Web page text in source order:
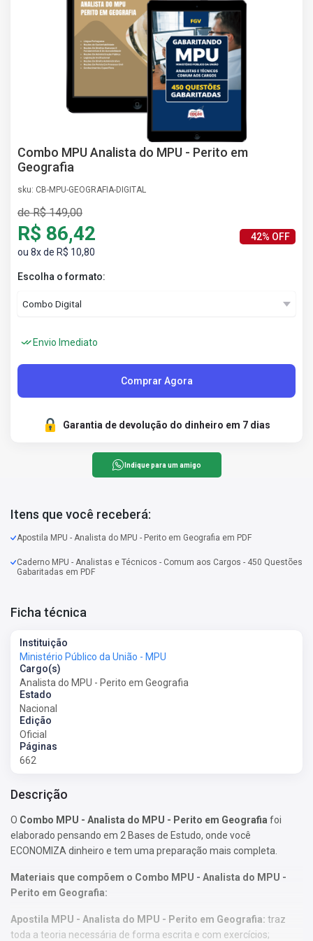
Combo MPU Analista do MPU - Perito em
Geografia
sku: CB-MPU-GEOGRAFIA-DIGITAL
de R$ 149,00
R$ 86,42
ou 8x de R$ 10,80
42% OFF
Escolha o formato:
Envio Imediato
Comprar Agora
Garantia de devolução do dinheiro em 7 dias
Indique para um amigo
Itens que você receberá:
Apostila MPU - Analista do MPU - Perito em Geografia em PDF
Caderno MPU - Analistas e Técnicos - Comum aos Cargos - 450 Questões
Gabaritadas em PDF
Ficha técnica
Instituição
Ministério Público da União - MPU
Cargo(s)
Analista do MPU - Perito em Geografia
Estado
Nacional
Edição
Oficial
Páginas
662
Descrição
O Combo MPU - Analista do MPU - Perito em Geografia foi
elaborado pensando em 2 Bases de Estudo, onde você
ECONOMIZA dinheiro e tem uma preparação mais completa.
Materiais que compõem o Combo MPU - Analista do MPU -
Perito em Geografia:
Apostila MPU - Analista do MPU - Perito em Geografia: traz
toda a teoria necessária de forma escrita e com exercícios;